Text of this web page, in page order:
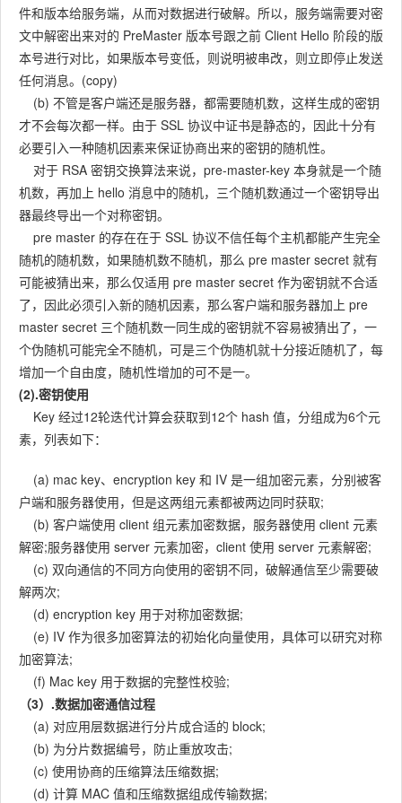
件和版本给服务端，从而对数据进行破解。所以，服务端需要对密
文中解密出来对的 PreMaster 版本号跟之前 Client Hello 阶段的版
本号进行对比，如果版本号变低，则说明被串改，则立即停止发送
任何消息。(copy)
(b) 不管是客户端还是服务器，都需要随机数，这样生成的密钥
才不会每次都一样。由于 SSL 协议中证书是静态的，因此十分有
必要引入一种随机因素来保证协商出来的密钥的随机性。
对于 RSA 密钥交换算法来说，pre-master-key 本身就是一个随
机数，再加上 hello 消息中的随机，三个随机数通过一个密钥导出
器最终导出一个对称密钥。
pre master 的存在在于 SSL 协议不信任每个主机都能产生完全
随机的随机数，如果随机数不随机，那么 pre master secret 就有
可能被猜出来，那么仅适用 pre master secret 作为密钥就不合适
了，因此必须引入新的随机因素，那么客户端和服务器加上 pre
master secret 三个随机数一同生成的密钥就不容易被猜出了，一
个伪随机可能完全不随机，可是三个伪随机就十分接近随机了，每
增加一个自由度，随机性增加的可不是一。
(2).密钥使用
Key 经过12轮迭代计算会获取到12个 hash 值，分组成为6个元
素，列表如下：
(a) mac key、encryption key 和 IV 是一组加密元素，分别被客
户端和服务器使用，但是这两组元素都被两边同时获取;
(b) 客户端使用 client 组元素加密数据，服务器使用 client 元素
解密;服务器使用 server 元素加密，client 使用 server 元素解密;
(c) 双向通信的不同方向使用的密钥不同，破解通信至少需要破
解两次;
(d) encryption key 用于对称加密数据;
(e) IV 作为很多加密算法的初始化向量使用，具体可以研究对称
加密算法;
(f) Mac key 用于数据的完整性校验;
（3）.数据加密通信过程
(a) 对应用层数据进行分片成合适的 block;
(b) 为分片数据编号，防止重放攻击;
(c) 使用协商的压缩算法压缩数据;
(d) 计算 MAC 值和压缩数据组成传输数据;